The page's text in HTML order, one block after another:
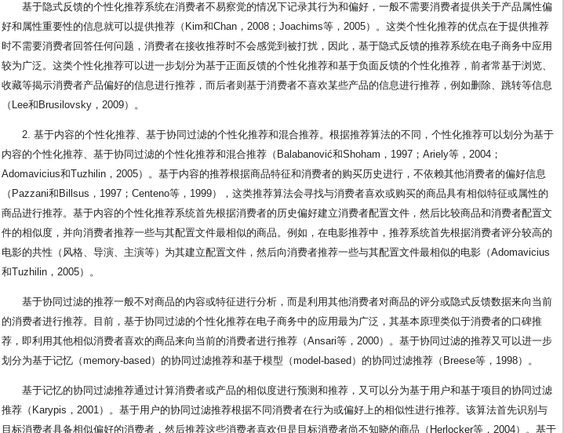
基于隐式反馈的个性化推荐系统在消费者不易察觉的情况下记录其行为和偏好，一般不需要消费者提供关于产品属性偏
好和属性重要性的信息就可以提供推荐（Kim和Chan，2008；Joachims等，2005）。这类个性化推荐的优点在于提供推荐
时不需要消费者回答任何问题，消费者在接收推荐时不会感觉到被打扰，因此，基于隐式反馈的推荐系统在电子商务中应用
较为广泛。这类个性化推荐可以进一步划分为基于正面反馈的个性化推荐和基于负面反馈的个性化推荐，前者常基于浏览、
收藏等揭示消费者产品偏好的信息进行推荐，而后者则基于消费者不喜欢某些产品的信息进行推荐，例如删除、跳转等信息
（Lee和Brusilovsky，2009）。
2. 基于内容的个性化推荐、基于协同过滤的个性化推荐和混合推荐。根据推荐算法的不同，个性化推荐可以划分为基于
内容的个性化推荐、基于协同过滤的个性化推荐和混合推荐（Balabanović和Shoham，1997；Ariely等，2004；
Adomavicius和Tuzhilin，2005）。基于内容的推荐根据商品特征和消费者的购买历史进行，不依赖其他消费者的偏好信息
（Pazzani和Billsus，1997；Centeno等，1999），这类推荐算法会寻找与消费者喜欢或购买的商品具有相似特征或属性的
商品进行推荐。基于内容的个性化推荐系统首先根据消费者的历史偏好建立消费者配置文件，然后比较商品和消费者配置文
件的相似度，并向消费者推荐一些与其配置文件最相似的商品。例如，在电影推荐中，推荐系统首先根据消费者评分较高的
电影的共性（风格、导演、主演等）为其建立配置文件，然后向消费者推荐一些与其配置文件最相似的电影（Adomavicius
和Tuzhilin，2005）。
基于协同过滤的推荐一般不对商品的内容或特征进行分析，而是利用其他消费者对商品的评分或隐式反馈数据来向当前
的消费者进行推荐。目前，基于协同过滤的个性化推荐在电子商务中的应用最为广泛，其基本原理类似于消费者的口碑推
荐，即利用其他相似消费者喜欢的商品来向当前的消费者进行推荐（Ansari等，2000）。基于协同过滤的推荐又可以进一步
划分为基于记忆（memory-based）的协同过滤推荐和基于模型（model-based）的协同过滤推荐（Breese等，1998）。
基于记忆的协同过滤推荐通过计算消费者或产品的相似度进行预测和推荐，又可以分为基于用户和基于项目的协同过滤
推荐（Karypis，2001）。基于用户的协同过滤推荐根据不同消费者在行为或偏好上的相似性进行推荐。该算法首先识别与
目标消费者具备相似偏好的消费者，然后推荐这些消费者喜欢但是目标消费者尚不知晓的商品（Herlocker等，2004）。基于